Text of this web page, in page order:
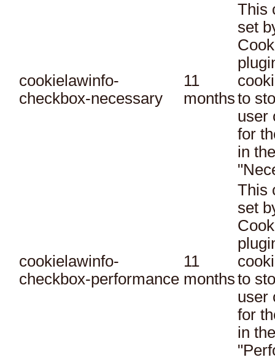
cookielawinfo-
checkbox-necessary
11
months
This
set
to
user
for
in
cookielawinfo-
checkbox-performance
11
months
This
set
to
user
for
in